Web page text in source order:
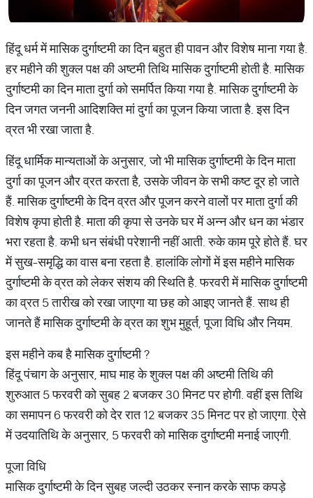
हिंदू धर्म में मासिक दुर्गाष्टमी का दिन बहुत ही पावन और विशेष माना गया है.
हर महीने की शुक्ल पक्ष की अष्टमी तिथि मासिक दुर्गाष्टमी होती है. मासिक
दुर्गाष्टमी का दिन माता दुर्गा को समर्पित किया गया है. मासिक दुर्गाष्टमी के
दिन जगत जननी आदिशक्ति मां दुर्गा का पूजन किया जाता है. इस दिन
व्रत भी रखा जाता है.
हिंदू धार्मिक मान्यताओं के अनुसार, जो भी मासिक दुर्गाष्टमी के दिन माता
दुर्गा का पूजन और व्रत करता है, उसके जीवन के सभी कष्ट दूर हो जाते
हैं. मासिक दुर्गाष्टमी के दिन व्रत और पूजन करने वालों पर माता दुर्गा की
विशेष कृपा होती है. माता की कृपा से उनके घर में अन्न और धन का भंडार
भरा रहता है. कभी धन संबंधी परेशानी नहीं आती. रुके काम पूरे होते हैं. घर
में सुख-समृद्धि का वास बना रहता है. हालांकि लोगों में इस महीने मासिक
दुर्गाष्टमी के व्रत को लेकर संशय की स्थिति है. फरवरी में मासिक दुर्गाष्टमी
का व्रत 5 तारीख को रखा जाएगा या छह को आइए जानते हैं. साथ ही
जानते हैं मासिक दुर्गाष्टमी के व्रत का शुभ मुहूर्त, पूजा विधि और नियम.
इस महीने कब है मासिक दुर्गाष्टमी ?
हिंदू पंचाग के अनुसार, माघ माह के शुक्ल पक्ष की अष्टमी तिथि की
शुरुआत 5 फरवरी को सुबह 2 बजकर 30 मिनट पर होगी. वहीं इस तिथि
का समापन 6 फरवरी को देर रात 12 बजकर 35 मिनट पर हो जाएगा. ऐसे
में उदयातिथि के अनुसार, 5 फरवरी को मासिक दुर्गाष्टमी मनाई जाएगी.
पूजा विधि
मासिक दुर्गाष्टमी के दिन सुबह जल्दी उठकर स्नान करके साफ कपड़े